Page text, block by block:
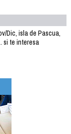
Dic, isla de Pascua,
si te interesa